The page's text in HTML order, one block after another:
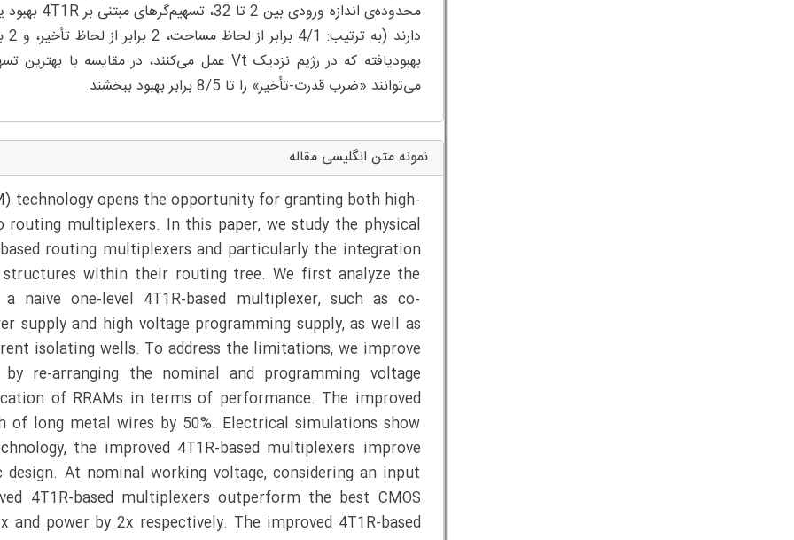
می‌توانند «ضرب قدرت-تأخیر» را تا 8/5 برابر بهبود ببخشند.
نمونه متن انگلیسی مقاله
technology opens the opportunity for granting both high-
multiplexers. In this paper, we study the physical
routing multiplexers and particularly the integration
structures within their routing tree. We first analyze the
one-level 4T1R-based multiplexer, such as co-
supply and high voltage programming supply, as well as
isolating wells. To address the limitations, we improve
re-arranging the nominal and programming voltage
of RRAMs in terms of performance. The improved
of long metal wires by 50%. Electrical simulations show
the improved 4T1R-based multiplexers improve
At nominal working voltage, considering an input
4T1R-based multiplexers outperform the best CMOS
power by 2x respectively. The improved 4T1R-based